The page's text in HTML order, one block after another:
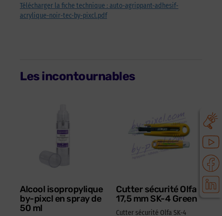
Télécharger la fiche technique : auto-agrippant-adhesif-
acrylique-noir-tec-by-pixcl.pdf
Les incontournables
Alcool isopropylique
by-pixcl en spray de
50 ml
Cutter sécurité Olfa
17,5 mm SK-4 Green
Cutter sécurité Olfa SK-4